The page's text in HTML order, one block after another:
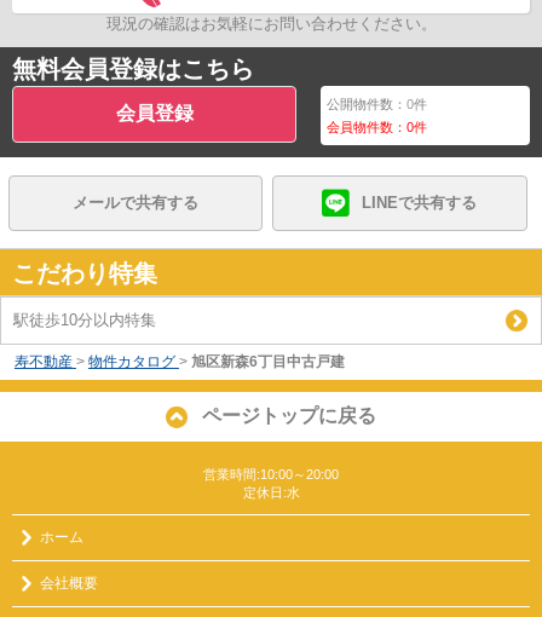
現況の確認はお気軽にお問い合わせください。
無料会員登録はこちら
会員登録 公開物件数：0件
会員物件数：0件
メールで共有する LINEで共有する
こだわり特集
駅徒歩10分以内特集
寿不動産 > 物件カタログ > 旭区新森6丁目中古戸建
ページトップに戻る
営業時間:10:00～20:00
定休日:水
ホーム
会社概要